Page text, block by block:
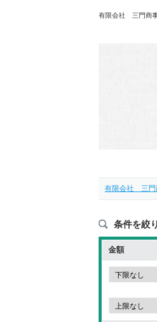
有限会社 三門商事
有限会社 三門
条件を絞
金額